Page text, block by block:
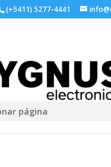
(+5411) 5277-4441
página